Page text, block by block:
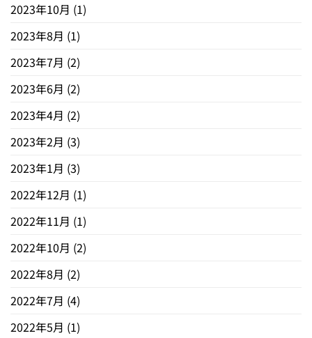
2023年10月 (1)
2023年8月 (1)
2023年7月 (2)
2023年6月 (2)
2023年4月 (2)
2023年2月 (3)
2023年1月 (3)
2022年12月 (1)
2022年11月 (1)
2022年10月 (2)
2022年8月 (2)
2022年7月 (4)
2022年5月 (1)